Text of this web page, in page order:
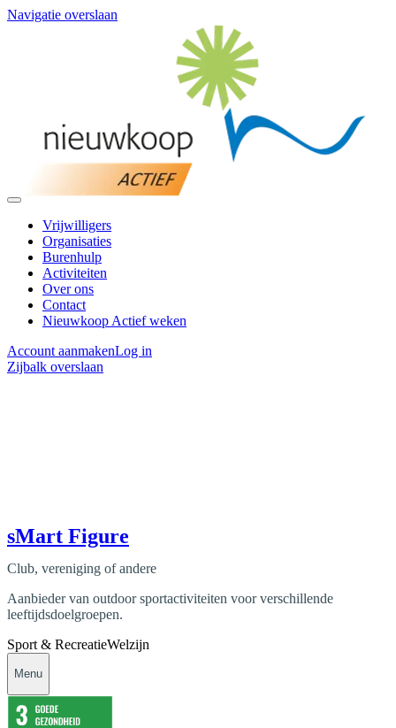
Navigatie overslaan
Vrijwilligers
Organisaties
Burenhulp
Activiteiten
Over ons
Contact
Nieuwkoop Actief weken
Account aanmakenLog in
Zijbalk overslaan
sMart Figure
Club, vereniging of andere
Aanbieder van outdoor sportactiviteiten voor verschillende
leeftijdsdoelgroepen.
Sport & RecreatieWelzijn
Menu